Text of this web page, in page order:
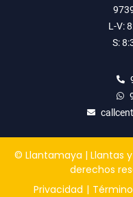
L-V:
S:
© Llantamaya | Llantas
derechos
Privacidad